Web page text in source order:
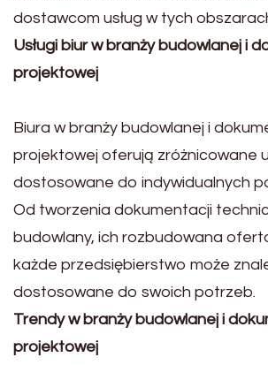
dostawcom usług w tych
Usługi biur w branży budowlanej i
projektowej
Biura w branży budowlanej i
projektowej oferują zróżnicowane
dostosowane do indywidualnych
Od tworzenia dokumentacji
budowlany, ich rozbudowana
każde przedsiębierstwo może
dostosowane do swoich potrzeb.
Trendy w branży budowlanej i
projektowej